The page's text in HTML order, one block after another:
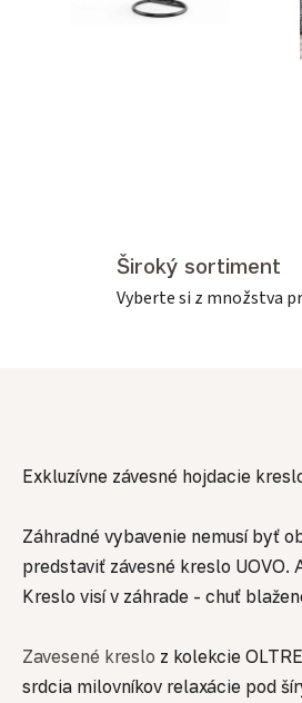
Široký sortiment
Vyberte si z množstva
Exkluzívne závesné hojdacie
Záhradné vybavenie nemusí byť
predstaviť závesné kreslo
Kreslo visí v záhrade - chuť
Zavesené kreslo z kolekcie
srdcia milovníkov relaxácie pod